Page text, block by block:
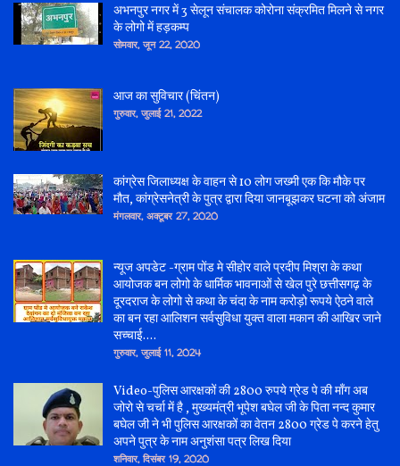
अभनपुर नगर में 3 सेलून संचालक कोरोना संक्रमित मिलने से नगर
के लोगो में हड़कम्प
सोमवार, जून 22, 2020
आज का सुविचार (चिंतन)
गुरुवार, जुलाई 21, 2022
कांग्रेस जिलाध्यक्ष के वाहन से 10 लोग जख्मी एक कि मौके पर
मौत, कांग्रेसनेत्री के पुत्र द्वारा दिया जानबूझकर घटना को अंजाम
मंगलवार, अक्टूबर 27, 2020
न्यूज अपडेट -ग्राम पोंड मे सीहोर वाले प्रदीप मिश्रा के कथा
आयोजक बन लोगो के धार्मिक भावनाओं से खेल पुरे छत्तीसगढ़ के
दूरदराज के लोगो से कथा के चंदा के नाम करोड़ो रूपये ऐठने वाले
का बन रहा आलिशन सर्वसुविधा युक्त वाला मकान की आखिर जाने
सच्चाई....
गुरुवार, जुलाई 11, 2024
Video-पुलिस आरक्षकों की 2800 रुपये ग्रेड पे की माँग अब
जोरो से चर्चा में है , मुख्यमंत्री भूपेश बघेल जी के पिता नन्द कुमार
बघेल जी ने भी पुलिस आरक्षकों का वेतन 2800 ग्रेड पे करने हेतु
अपने पुत्र के नाम अनुशंसा पत्र लिख दिया
शनिवार, दिसंबर 19, 2020